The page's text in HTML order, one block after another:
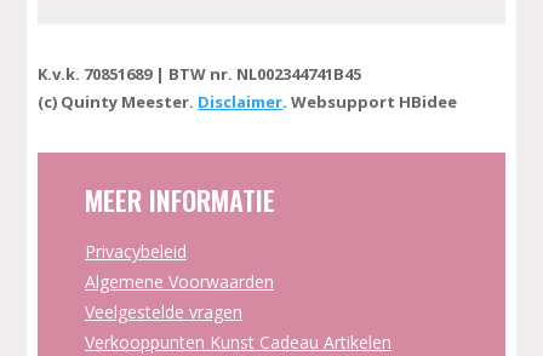
K.v.k. 70851689 | BTW nr. NL002344741B45
(c) Quinty Meester. Disclaimer. Websupport HBidee
MEER INFORMATIE
Privacybeleid
Algemene Voorwaarden
Veelgestelde vragen
Verkooppunten Kunst Cadeau Artikelen